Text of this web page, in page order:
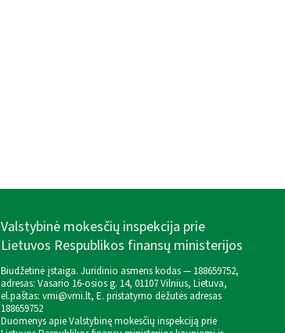
Valstybinė mokesčių inspekcija prie
Lietuvos Respublikos finansų ministerijos
Biudžetinė įstaiga. Juridinio asmens kodas — 188659752,
adresas: Vasario 16-osios g. 14, 01107 Vilnius, Lietuva,
el.paštas: vmi@vmi.lt, E. pristatymo dėžutės adresas
188659752
Duomenys apie Valstybinę mokesčių inspekciją prie